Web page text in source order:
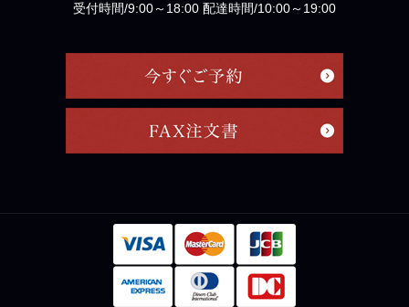
受付時間/9:00～18:00 配達時間/10:00～19:00